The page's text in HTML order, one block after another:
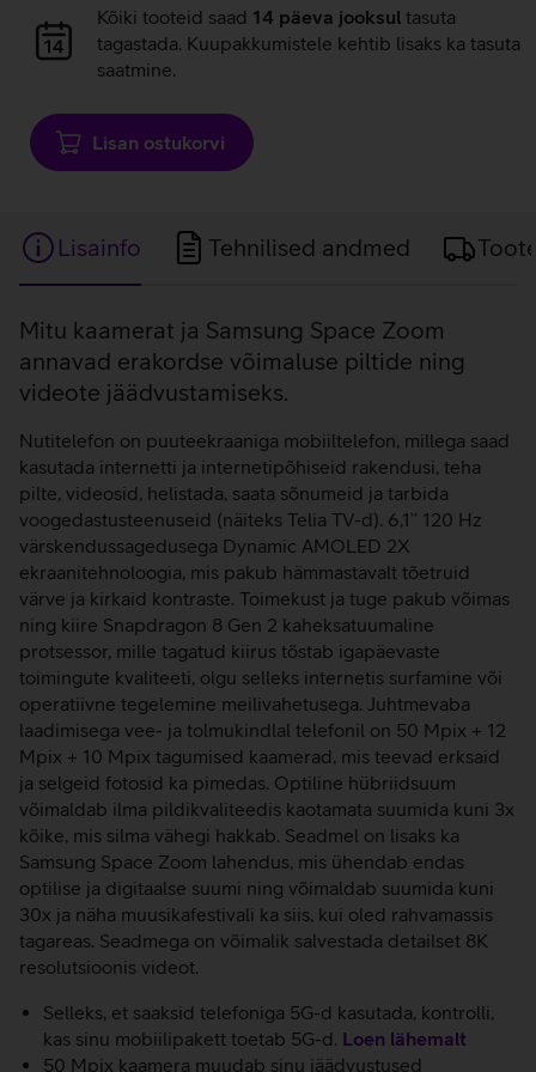
Andmete
laadimine
Kõiki tooteid saad 14 päeva jooksul tasuta
tagastada. Kuupakkumistele kehtib lisaks ka tasuta
saatmine.
Lisan ostukorvi
Lisainfo Tehnilised andmed
Lisainfo
Mitu kaamerat ja Samsung Space Zoom
annavad erakordse võimaluse piltide ning
videote jäädvustamiseks.
Nutitelefon on puuteekraaniga mobiiltelefon, millega saad
kasutada internetti ja internetipõhiseid rakendusi, teha
pilte, videosid, helistada, saata sõnumeid ja tarbida
voogedastusteenuseid (näiteks Telia TV-d). 6,1’’ 120 Hz
värskendussagedusega Dynamic AMOLED 2X
ekraanitehnoloogia, mis pakub hämmastavalt tõetruid
värve ja kirkaid kontraste. Toimekust ja tuge pakub võimas
ning kiire Snapdragon 8 Gen 2 kaheksatuumaline
protsessor, mille tagatud kiirus tõstab igapäevaste
toimingute kvaliteeti, olgu selleks internetis surfamine või
operatiivne tegelemine meilivahetusega. Juhtmevaba
laadimisega vee- ja tolmukindlal telefonil on 50 Mpix + 12
Mpix + 10 Mpix tagumised kaamerad, mis teevad erksaid
ja selgeid fotosid ka pimedas. Optiline hübriidsuum
võimaldab ilma pildikvaliteedis kaotamata suumida kuni 3x
kõike, mis silma vähegi hakkab. Seadmel on lisaks ka
Samsung Space Zoom lahendus, mis ühendab endas
optilise ja digitaalse suumi ning võimaldab suumida kuni
30x ja näha muusikafestivali ka siis, kui oled rahvamassis
tagareas. Seadmega on võimalik salvestada detailset 8K
resolutsioonis videot.
Selleks, et saaksid telefoniga 5G-d kasutada, kontrolli,
kas sinu mobiilipakett toetab 5G-d. Loen lähemalt
50 Mpix kaamera muudab sinu jäädvustused